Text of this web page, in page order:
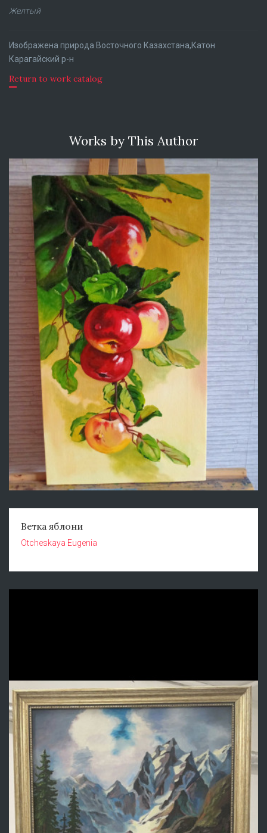
Желтый
Изображена природа Восточного Казахстана,Катон
Карагайский р-н
Return to work catalog
Works by This Author
Ветка яблони
Otcheskaya Eugenia